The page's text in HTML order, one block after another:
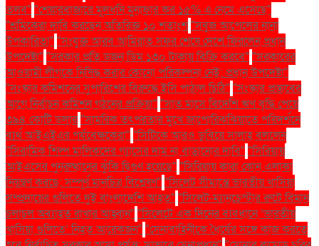
তলব" "শেয়ারবাজারে মূলধনি মুনাফার কর ১৫% এ নেমে এসেছে"
"শ্রমিকেরা দাবি করছেন অতিরিক্ত ১০ শতাংশ"সবুজ আপেলের নানা
উপকারিতা" "সংযুক্ত আরব আমিরাত সফর শেষে দেশে ফিরলেন প্রধান
উপদেষ্টা" "সরকার প্রতি ডজন ডিম ১৩০ টাকায় বিক্রি করবে" "সরকারের
আওয়ামী লীগকে নিষিদ্ধ করার কোনো পরিকল্পনা নেই: প্রধান উপদেষ্টা"
"সংস্কার কমিশনের সুপারিশের বিরুদ্ধে ইসি পাঠাল চিঠি" "সংস্কার প্রস্তাবের
আগে নির্বাচন কমিশন গঠনের প্রক্রিয়া" "সাত মাসে বিদেশি ঋণ বৃদ্ধি পেয়ে
৩৯৪ কোটি ডলার"সামরিক তৎপরতার মুখে জাপোরিঝঝিয়াতে পরিদর্শনে
ব্যর্থ আইএইএর পর্যবেক্ষকেরা" "সিটিকে আরও ডুবিয়ে সালাহ বললেন
"সিরামিক শিল্প মালিকদের গ্যাসের দাম না বাড়ানোর দাবি" "সিরিয়ায়
আইএসের পুনরুত্থানের ঝুঁকি দ্বিগুণ হয়েছে" "সিরিয়ায় কারা কোন এলাকা
নিয়ন্ত্রণ করছে: সম্পূর্ণ মানচিত্র বিশ্লেষণ" "সিলেট সীমান্তে ভারতীয় খাসিয়া
সম্প্রদায়ের গুলিতে দুই বাংলাদেশি আহত" "সিলেট-ম্যানচেস্টার রুটে বিমান
চলাচল অব্যাহত রাখার আহ্বান" "সিলেটে এক দিনের ব্যবধানে ‘ভারতীয়
খাসিয়া গু‌লিতে’ নিহত আরেকজন" "সেনাবাহিনীকে ধৈর্যের সঙ্গে কাজ করতে